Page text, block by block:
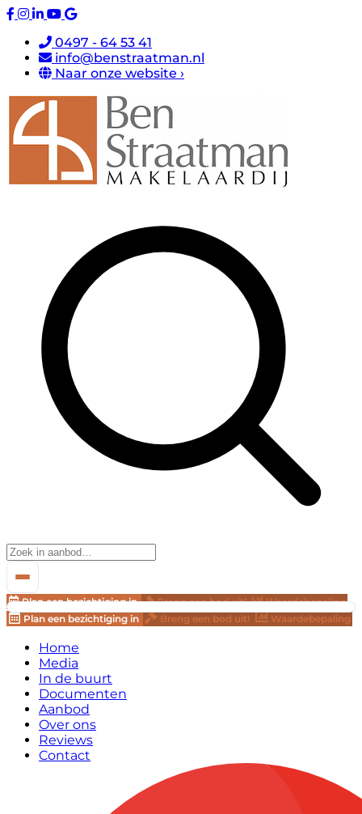
0497 - 64 53 41
info@benstraatman.nl
Naar onze website ›
Plan een bezichtiging in Breng een bod uit!
Waardebepaling
Plan een bezichtiging in
Breng een bod uit! Waardebepaling
Home
Media
In de buurt
Documenten
Aanbod
Over ons
Reviews
Contact